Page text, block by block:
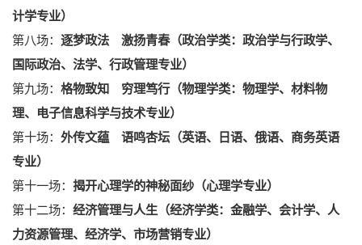
计学专业）
第八场： 逐梦政法 激扬青春（政治学类：政治学与行政学、
国际政治、法学、行政管理专业）
第九场： 格物致知 穷理笃行（物理学类：物理学、材料物
理、电子信息科学与技术专业）
第十场： 外传文蕴 语鸣杏坛（英语、日语、俄语、商务英语
专业）
第十一场： 揭开心理学的神秘面纱（心理学专业）
第十二场： 经济管理与人生（经济学类：金融学、会计学、人
力资源管理、经济学、市场营销专业）